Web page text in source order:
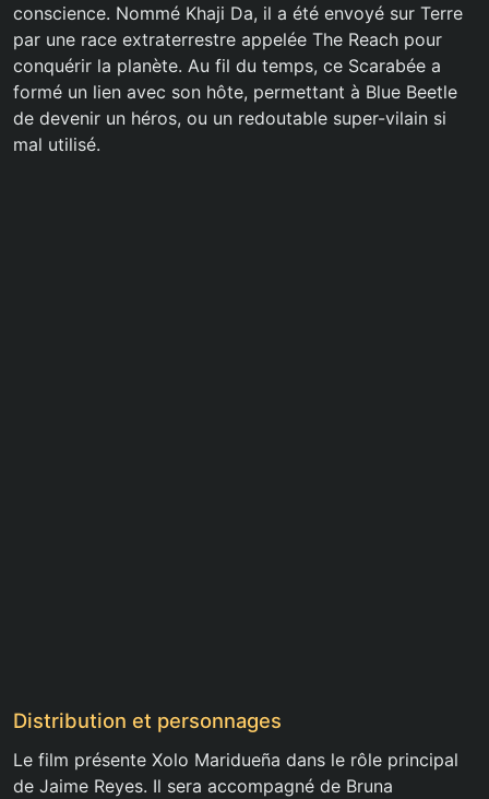
conscience. Nommé Khaji Da, il a été envoyé sur Terre
par une race extraterrestre appelée The Reach pour
conquérir la planète. Au fil du temps, ce Scarabée a
formé un lien avec son hôte, permettant à Blue Beetle
de devenir un héros, ou un redoutable super-vilain si
mal utilisé.
Distribution et personnages
Le film présente Xolo Maridueña dans le rôle principal
de Jaime Reyes. Il sera accompagné de Bruna